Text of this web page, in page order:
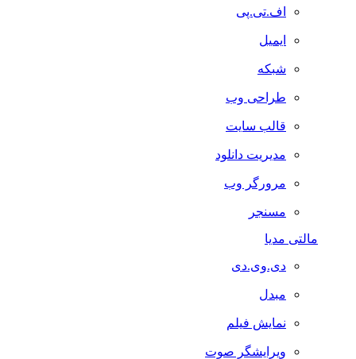
اف.تی.پی
ایمیل
شبکه
طراحی وب
قالب سایت
مدیریت دانلود
مرورگر وب
مسنجر
مالتی مدیا
دی.وی.دی
مبدل
نمایش فیلم
ویرایشگر صوت